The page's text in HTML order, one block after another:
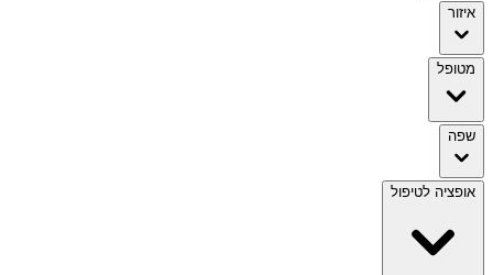
איזור
מטופל
שפה
אופציה לטיפול